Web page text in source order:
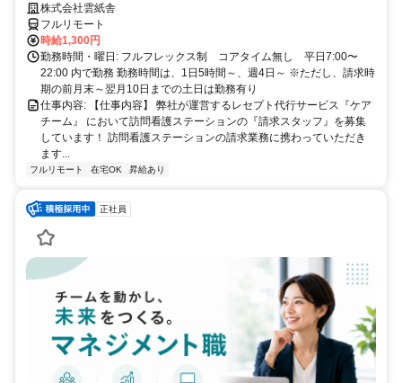
可のお仕事です！
株式会社雲紙舎
フルリモート
時給1,300円
勤務時間・曜日: フルフレックス制 コアタイム無し 平日7:00〜
22:00 内で勤務 勤務時間は、1日5時間～、週4日～ ※ただし、請求時
期の前月末～翌月10日までの土日は勤務有り
仕事内容: 【仕事内容】 弊社が運営するレセプト代行サービス『ケア
チーム』 において訪問看護ステーションの『請求スタッフ』を募集
しています！ 訪問看護ステーションの請求業務に携わっていただき
ます...
フルリモート 在宅OK 昇給あり
正社員